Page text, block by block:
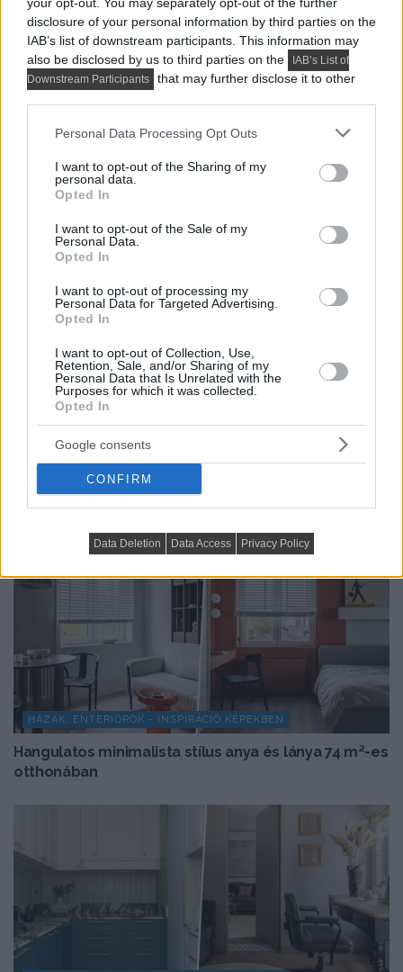
disclosure of your personal information by third parties on the
IAB’s list of downstream participants. This information may
also be disclosed by us to third parties on the
IAB’s List of
Downstream Participants
that may further disclose it to other
Please note that this website/app uses one or more Google
not limited to your visit or usage behaviour. You may click to
grant or deny consent to Google and its third-party tags to
use your data for below specified purposes in below Google
consent section.
Personal Data Processing Opt Outs
I want to opt-out of the Sharing of my
personal data.
Opted In
I want to opt-out of the Sale of my
Personal Data.
Opted In
I want to opt-out of processing my
Personal Data for Targeted Advertising.
Opted In
I want to opt-out of Collection, Use,
Retention, Sale, and/or Sharing of my
Personal Data that Is Unrelated with the
Purposes for which it was collected.
Opted In
Google consents
CONFIRM
Data Deletion Data Access Privacy Policy
PRAKTIKUS LAKBERENDEZÉSI ÖTLETEK, TIPPEK, TANÁCSOK
5 látványos hálószobai megoldás,
amelyet később könnyű megbánni
HÁZAK, ENTERIŐRÖK - INSPIRÁCIÓ KÉPEKBEN
Hangulatos minimalista stílus anya és lánya 74 m²-es
otthonában